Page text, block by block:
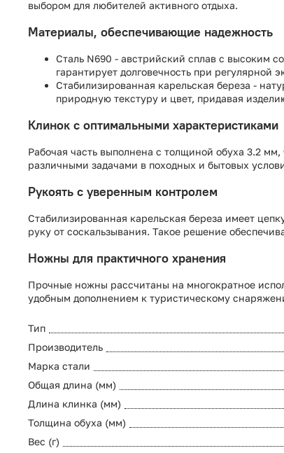
выбором для любителей активного отдыха.
Материалы, обеспечивающие надежность
Сталь N690 - австрийский сплав с высоким
гарантирует долговечность при регулярной
Стабилизированная карельская береза -
природную текстуру и цвет, придавая
Клинок с оптимальными характеристиками
Рабочая часть выполнена с толщиной обуха 3.2
различными задачами в походных и бытовых
Рукоять с уверенным контролем
Стабилизированная карельская береза имеет
руку от соскальзывания. Такое решение
Ножны для практичного хранения
Прочные ножны рассчитаны на многократное
удобным дополнением к туристическому
Тип
Производитель
Марка стали
Общая длина (мм)
Длина клинка (мм)
Толщина обуха (мм)
Вес (г)